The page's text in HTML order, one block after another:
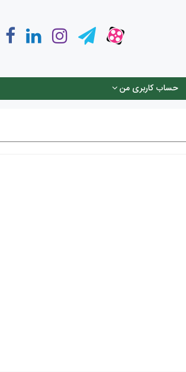
حساب کاربری من